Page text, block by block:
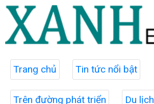
Trang chủ Tin tức nổi bật
Trên đường phát triển Du lịch